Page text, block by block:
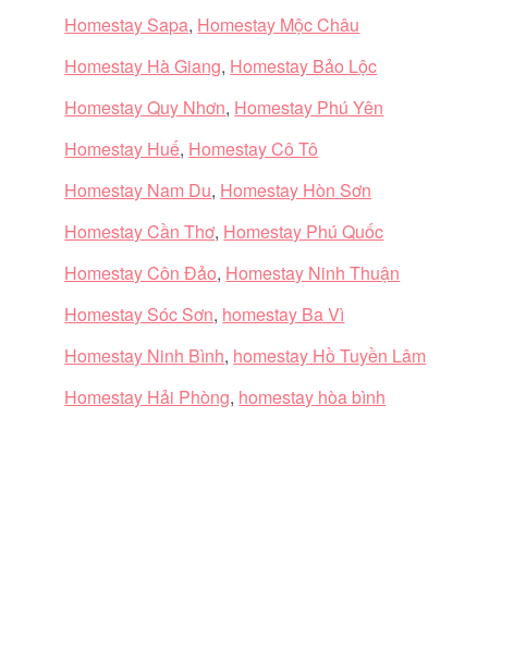
Homestay Sapa, Homestay Mộc Châu
Homestay Hà Giang, Homestay Bảo Lộc
Homestay Quy Nhơn, Homestay Phú Yên
Homestay Huế, Homestay Cô Tô
Homestay Nam Du, Homestay Hòn Sơn
Homestay Cần Thơ, Homestay Phú Quốc
Homestay Côn Đảo, Homestay Ninh Thuận
Homestay Sóc Sơn, homestay Ba Vì
Homestay Ninh Bình, homestay Hồ Tuyền Lâm
Homestay Hải Phòng, homestay hòa bình